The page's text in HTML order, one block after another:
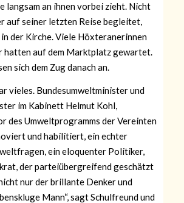
langsam an ihnen vorbei zieht. Nicht
auf seiner letzten Reise begleitet,
der Kirche. Viele Höxteranerinnen
hatten auf dem Marktplatz gewartet.
sich dem Zug danach an.
vieles. Bundesumweltminister und
im Kabinett Helmut Kohl,
des Umweltprogramms der Vereinten
und habilitiert, ein echter
ein eloquenter Politiker,
der parteiübergreifend geschätzt
nur der brillante Denker und
Mann“, sagt Schulfreund und